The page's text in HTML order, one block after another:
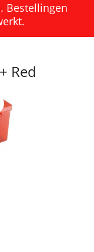
Bestellingen
Red